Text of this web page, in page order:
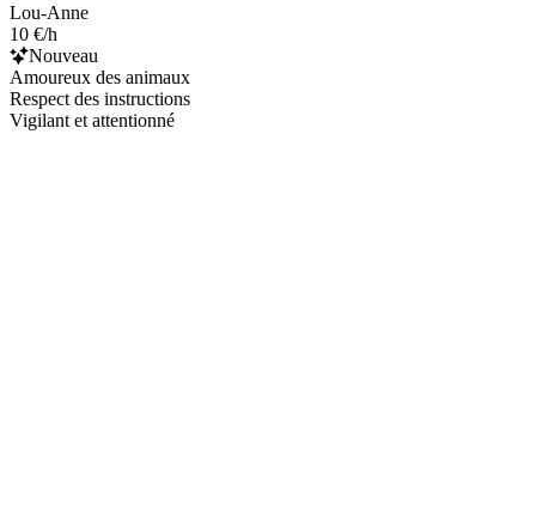
Lou-Anne
10 €/h
Nouveau
Amoureux des animaux
Respect des instructions
Vigilant et attentionné